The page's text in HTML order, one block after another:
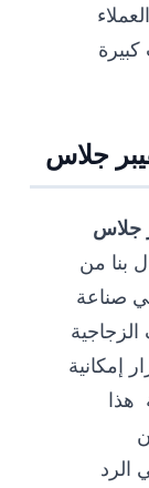
جلاس
جلاس
بنا من
صناعة
إمكانية
هذا
الرد